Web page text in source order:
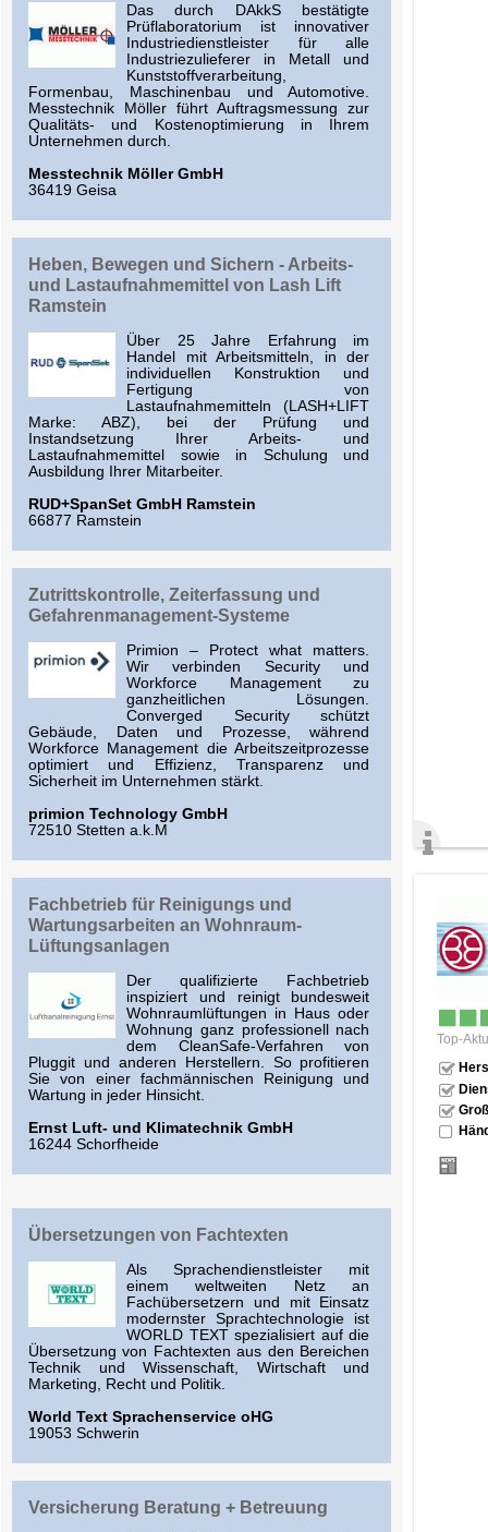
Das durch DAkkS bestätigte
Prüflaboratorium ist innovativer
Industriedienstleister für alle
Industriezulieferer in Metall und
Kunststoffverarbeitung,
Formenbau, Maschinenbau und Automotive.
Messtechnik Möller führt Auftragsmessung zur
Qualitäts- und Kostenoptimierung in Ihrem
Unternehmen durch.
Messtechnik Möller GmbH
36419 Geisa
Heben, Bewegen und Sichern - Arbeits-
und Lastaufnahmemittel von Lash Lift
Ramstein
Über 25 Jahre Erfahrung im
Handel mit Arbeitsmitteln, in der
individuellen Konstruktion und
Fertigung von
Lastaufnahmemitteln (LASH+LIFT
Marke: ABZ), bei der Prüfung und
Instandsetzung Ihrer Arbeits- und
Lastaufnahmemittel sowie in Schulung und
Ausbildung Ihrer Mitarbeiter.
RUD+SpanSet GmbH Ramstein
66877 Ramstein
Zutrittskontrolle, Zeiterfassung und
Gefahrenmanagement-Systeme
Primion – Protect what matters.
Wir verbinden Security und
Workforce Management zu
ganzheitlichen Lösungen.
Converged Security schützt
Gebäude, Daten und Prozesse, während
Workforce Management die Arbeitszeitprozesse
optimiert und Effizienz, Transparenz und
Sicherheit im Unternehmen stärkt.
primion Technology GmbH
72510 Stetten a.k.M
Fachbetrieb für Reinigungs und
Wartungsarbeiten an Wohnraum-
Lüftungsanlagen
Der qualifizierte Fachbetrieb
inspiziert und reinigt bundesweit
Wohnraumlüftungen in Haus oder
Wohnung ganz professionell nach
dem CleanSafe-Verfahren von
Pluggit und anderen Herstellern. So profitieren
Sie von einer fachmännischen Reinigung und
Wartung in jeder Hinsicht.
Ernst Luft- und Klimatechnik GmbH
16244 Schorfheide
Übersetzungen von Fachtexten
Als Sprachendienstleister mit
einem weltweiten Netz an
Fachübersetzern und mit Einsatz
modernster Sprachtechnologie ist
WORLD TEXT spezialisiert auf die
Übersetzung von Fachtexten aus den Bereichen
Technik und Wissenschaft, Wirtschaft und
Marketing, Recht und Politik.
World Text Sprachenservice oHG
19053 Schwerin
Versicherung Beratung + Betreuung
Top-